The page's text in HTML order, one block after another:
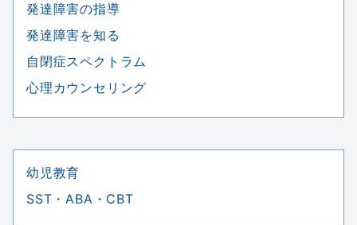
発達障害の指導
発達障害を知る
自閉症スペクトラム
心理カウンセリング
幼児教育
SST・ABA・CBT